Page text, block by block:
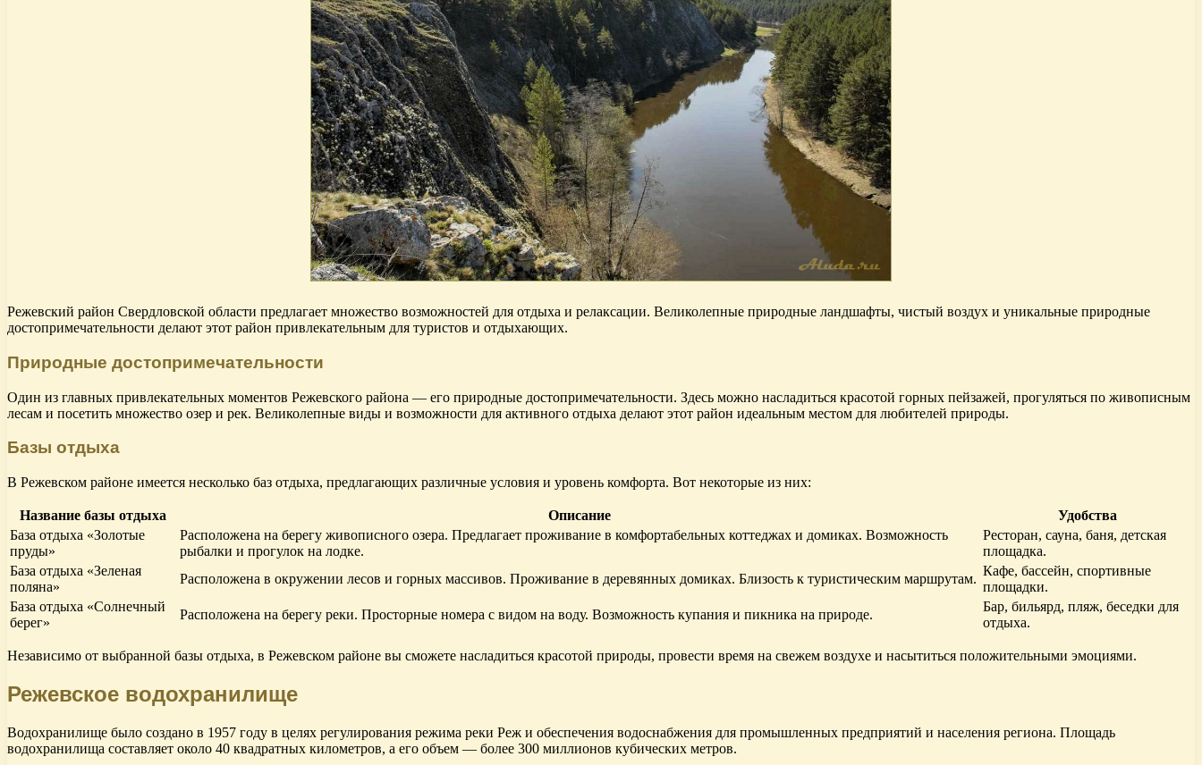
Режевский район Свердловской области предлагает множество возможностей для отдыха и релаксации. Великолепные природные ландшафты, чистый воздух и уникальные природные
достопримечательности делают этот район привлекательным для туристов и отдыхающих.
Природные достопримечательности
Один из главных привлекательных моментов Режевского района — его природные достопримечательности. Здесь можно насладиться красотой горных пейзажей, прогуляться по живописным
лесам и посетить множество озер и рек. Великолепные виды и возможности для активного отдыха делают этот район идеальным местом для любителей природы.
Базы отдыха
В Режевском районе имеется несколько баз отдыха, предлагающих различные условия и уровень комфорта. Вот некоторые из них:
Название базы отдыха Описание
Удобства
База отдыха «Золотые
пруды»
Расположена на берегу живописного озера. Предлагает проживание в комфортабельных коттеджах и домиках. Возможность
рыбалки и прогулок на лодке.
Ресторан, сауна, баня, детская
площадка.
База отдыха «Зеленая
поляна»
Расположена в окружении лесов и горных массивов. Проживание в деревянных домиках. Близость к туристическим маршрутам.
Кафе, бассейн, спортивные
площадки.
База отдыха «Солнечный
берег»
Расположена на берегу реки. Просторные номера с видом на воду. Возможность купания и пикника на природе.
Бар, бильярд, пляж, беседки для
отдыха.
Независимо от выбранной базы отдыха, в Режевском районе вы сможете насладиться красотой природы, провести время на свежем воздухе и насытиться положительными эмоциями.
Режевское водохранилище
Водохранилище было создано в 1957 году в целях регулирования режима реки Реж и обеспечения водоснабжения для промышленных предприятий и населения региона. Площадь
водохранилища составляет около 40 квадратных километров, а его объем — более 300 миллионов кубических метров.